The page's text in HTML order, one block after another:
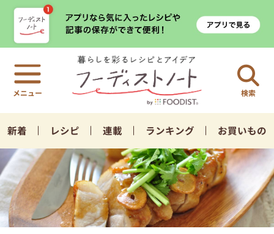
検索
新着 レシピ 連載 ランキング お買いもの